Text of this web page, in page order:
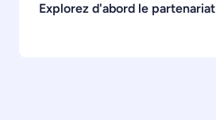
Explorez d'abord le partenariat